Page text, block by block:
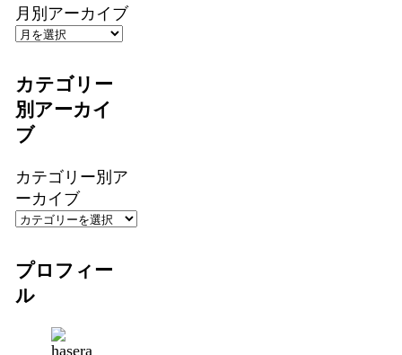
月別アーカイブ
カテゴリー
別アーカイ
ブ
カテゴリー別ア
ーカイブ
プロフィー
ル